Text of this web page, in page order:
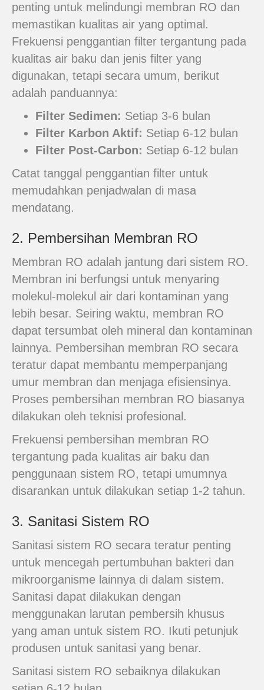
penting untuk melindungi membran RO dan
memastikan kualitas air yang optimal.
Frekuensi penggantian filter tergantung pada
kualitas air baku dan jenis filter yang
digunakan, tetapi secara umum, berikut
adalah panduannya:
Filter Sedimen: Setiap 3-6 bulan
Filter Karbon Aktif: Setiap 6-12 bulan
Filter Post-Carbon: Setiap 6-12 bulan
Catat tanggal penggantian filter untuk
memudahkan penjadwalan di masa
mendatang.
2. Pembersihan Membran RO
Membran RO adalah jantung dari sistem RO.
Membran ini berfungsi untuk menyaring
molekul-molekul air dari kontaminan yang
lebih besar. Seiring waktu, membran RO
dapat tersumbat oleh mineral dan kontaminan
lainnya. Pembersihan membran RO secara
teratur dapat membantu memperpanjang
umur membran dan menjaga efisiensinya.
Proses pembersihan membran RO biasanya
dilakukan oleh teknisi profesional.
Frekuensi pembersihan membran RO
tergantung pada kualitas air baku dan
penggunaan sistem RO, tetapi umumnya
disarankan untuk dilakukan setiap 1-2 tahun.
3. Sanitasi Sistem RO
Sanitasi sistem RO secara teratur penting
untuk mencegah pertumbuhan bakteri dan
mikroorganisme lainnya di dalam sistem.
Sanitasi dapat dilakukan dengan
menggunakan larutan pembersih khusus
yang aman untuk sistem RO. Ikuti petunjuk
produsen untuk sanitasi yang benar.
Sanitasi sistem RO sebaiknya dilakukan